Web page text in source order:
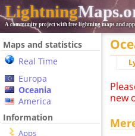
Lightning
A community project with free lightning maps and
Maps and statistics
Real Time
Europa
Oceania
America
Information
Apps
new